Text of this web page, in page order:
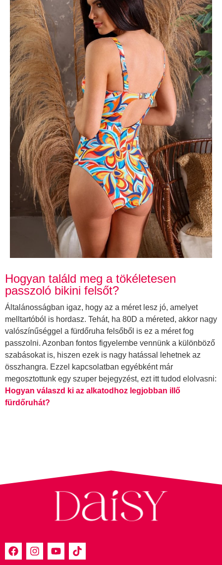
Hogyan találd meg a tökéletesen
passzoló bikini felsőt?
Általánosságban igaz, hogy az a méret lesz jó, amelyet
melltartóból is hordasz. Tehát, ha 80D a méreted, akkor nagy
valószínűséggel a fürdőruha felsőből is ez a méret fog
passzolni. Azonban fontos figyelembe vennünk a különböző
szabásokat is, hiszen ezek is nagy hatással lehetnek az
összhangra. Ezzel kapcsolatban egyébként már
megosztottunk egy szuper bejegyzést, ezt itt tudod elolvasni:
Hogyan válaszd ki az alkatodhoz legjobban illő
fürdőruhát?